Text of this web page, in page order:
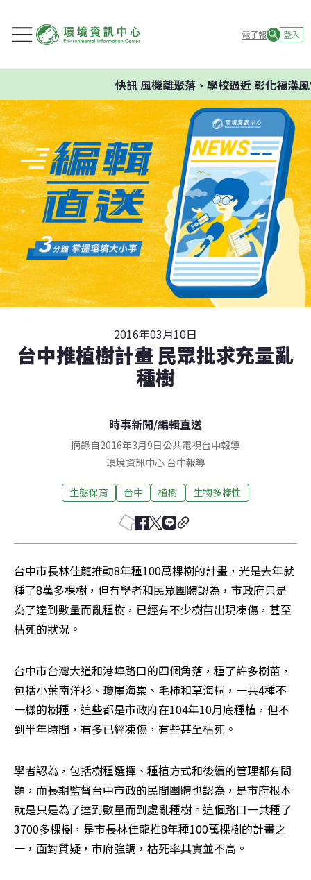
電子報 登入
快訊風機離聚落、學校過近 彰化福漢風
2016年03月10日
台中推植樹計畫 民眾批求充量亂
種樹
時事新聞/編輯直送
摘錄自2016年3月9日公共電視台中報導
環境資訊中心 台中報導
生態保育 台中 植樹 生物多樣性
台中市長林佳龍推動8年種100萬棵樹的計畫，光是去年就
種了8萬多棵樹，但有學者和民眾團體認為，市政府只是
為了達到數量而亂種樹，已經有不少樹苗出現凍傷，甚至
枯死的狀況。
台中市台灣大道和港埠路口的四個角落，種了許多樹苗，
包括小葉南洋杉、瓊崖海棠、毛柿和草海桐，一共4種不
一樣的樹種，這些都是市政府在104年10月底種植，但不
到半年時間，有多已經凍傷，有些甚至枯死。
學者認為，包括樹種選擇、種植方式和後續的管理都有問
題，而長期監督台中市政的民間團體也認為，是市府根本
就是只是為了達到數量而到處亂種樹。這個路口一共種了
3700多棵樹，是市長林佳龍推8年種100萬棵樹的計畫之
一，面對質疑，市府強調，枯死率其實並不高。